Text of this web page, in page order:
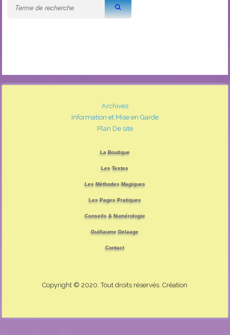
Archives
Information et Mise en Garde
Plan De site
La Boutique
Les Textes
Les Méthodes Magiques
Les Pages Pratiques
Conseils & Numérologie
Guillaume Delaage
Contact
Copyright © 2020. Tout droits réservés. Création